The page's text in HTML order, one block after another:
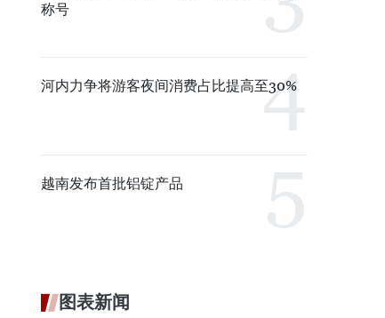
称号
河内力争将游客夜间消费占比提高至30%
越南发布首批铝锭产品
图表新闻